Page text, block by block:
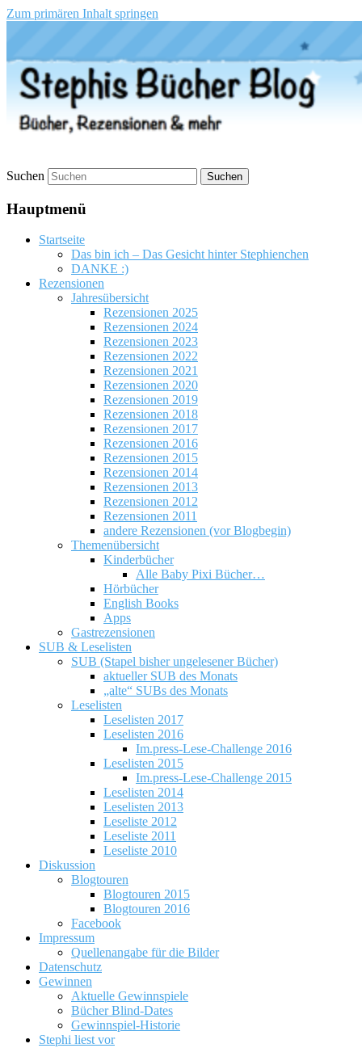
Zum primären Inhalt springen
Stephis Bücher Blog
Suchen
Hauptmenü
Startseite
Das bin ich – Das Gesicht hinter Stephienchen
DANKE :)
Rezensionen
Jahresübersicht
Rezensionen 2025
Rezensionen 2024
Rezensionen 2023
Rezensionen 2022
Rezensionen 2021
Rezensionen 2020
Rezensionen 2019
Rezensionen 2018
Rezensionen 2017
Rezensionen 2016
Rezensionen 2015
Rezensionen 2014
Rezensionen 2013
Rezensionen 2012
Rezensionen 2011
andere Rezensionen (vor Blogbegin)
Themenübersicht
Kinderbücher
Alle Baby Pixi Bücher…
Hörbücher
English Books
Apps
Gastrezensionen
SUB & Leselisten
SUB (Stapel bisher ungelesener Bücher)
aktueller SUB des Monats
„alte“ SUBs des Monats
Leselisten
Leselisten 2017
Leselisten 2016
Im.press-Lese-Challenge 2016
Leselisten 2015
Im.press-Lese-Challenge 2015
Leselisten 2014
Leselisten 2013
Leseliste 2012
Leseliste 2011
Leseliste 2010
Diskussion
Blogtouren
Blogtouren 2015
Blogtouren 2016
Facebook
Impressum
Quellenangabe für die Bilder
Datenschutz
Gewinnen
Aktuelle Gewinnspiele
Bücher Blind-Dates
Gewinnspiel-Historie
Stephi liest vor